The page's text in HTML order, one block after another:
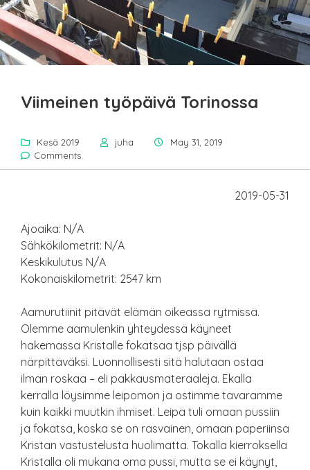
Viimeinen työpäivä Torinossa
Kesä 2019 juha
May 31, 2019
Comments
2019-05-31
Ajoaika: N/A
Sähkökilometrit: N/A
Keskikulutus N/A
Kokonaiskilometrit: 2547 km
Aamurutiinit pitävät elämän oikeassa rytmissä.
Olemme aamulenkin yhteydessä käyneet
hakemassa Kristalle fokatsaa tjsp päivällä
närpittäväksi. Luonnollisesti sitä halutaan ostaa
ilman roskaa – eli pakkausmateraaleja. Ekalla
kerralla löysimme leipomon ja ostimme tavaramme
kuin kaikki muutkin ihmiset. Leipä tuli omaan pussiin
ja fokatsa, koska se on rasvainen, omaan paperiinsa
Kristan vastustelusta huolimatta. Tokalla kierroksella
Kristalla oli mukana oma pussi, mutta se ei käynyt,